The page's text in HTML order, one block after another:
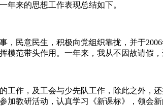
年来的思想工作表现总结如下。
民意民生，积极向党组织靠拢，并于
范带头作用。一年来，我从不因故请假
作，及工会与少先队工作，除此之外，
教研活动，认真学习《新课标》，领会